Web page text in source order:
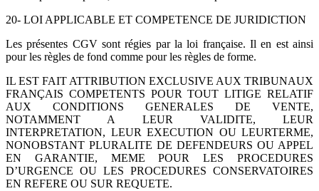
20- LOI APPLICABLE ET COMPETENCE DE JURIDICTION
Les présentes CGV sont régies par la loi française. Il en est ainsi
pour les règles de fond comme pour les règles de forme.
IL EST FAIT ATTRIBUTION EXCLUSIVE AUX TRIBUNAUX
FRANÇAIS COMPETENTS POUR TOUT LITIGE RELATIF
AUX CONDITIONS GENERALES DE VENTE,
NOTAMMENT A LEUR VALIDITE, LEUR
INTERPRETATION, LEUR EXECUTION OU LEURTERME,
NONOBSTANT PLURALITE DE DEFENDEURS OU APPEL
EN GARANTIE, MEME POUR LES PROCEDURES
D’URGENCE OU LES PROCEDURES CONSERVATOIRES
EN REFERE OU SUR REQUETE.